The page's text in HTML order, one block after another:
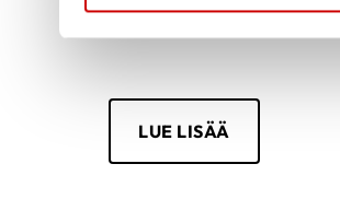
LUE LISÄÄ